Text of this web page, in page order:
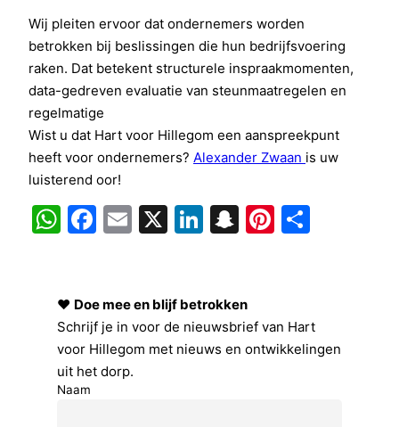
Wij pleiten ervoor dat ondernemers worden
betrokken bij beslissingen die hun bedrijfsvoering
raken. Dat betekent structurele inspraakmomenten,
data-gedreven evaluatie van steunmaatregelen en
regelmatige
Wist u dat Hart voor Hillegom een aanspreekpunt
heeft voor ondernemers? Alexander Zwaan is uw
luisterend oor!
WhatsApp
Facebook
Email
X LinkedIn
Snapchat
Pinterest
❤️ Doe mee en blijf betrokken
Schrijf je in voor de nieuwsbrief van Hart
voor Hillegom met nieuws en ontwikkelingen
uit het dorp.
Naam